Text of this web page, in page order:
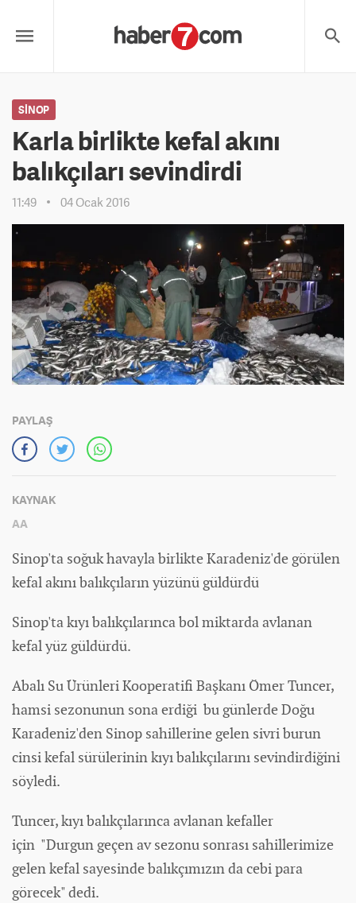
SINOP
Karla birlikte kefal akını
balıkçıları sevindirdi
11:49 04 Ocak 2016
PAYLAŞ
KAYNAK
AA
Sinop'ta soğuk havayla birlikte Karadeniz'de görülen
kefal akını balıkçıların yüzünü güldürdü
Sinop'ta kıyı balıkçılarınca bol miktarda avlanan
kefal yüz güldürdü.
Abalı Su Ürünleri Kooperatifi Başkanı Ömer Tuncer,
hamsi sezonunun sona erdiği bu günlerde Doğu
Karadeniz'den Sinop sahillerine gelen sivri burun
cinsi kefal sürülerinin kıyı balıkçılarını sevindirdiğini
söyledi.
Tuncer, kıyı balıkçılarınca avlanan kefaller
için "Durgun geçen av sezonu sonrası sahillerimize
gelen kefal sayesinde balıkçımızın da cebi para
görecek" dedi.